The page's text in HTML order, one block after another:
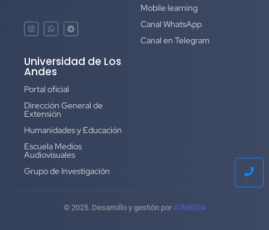
Mobile learning
Canal WhatsApp
Canal en Telegram
Universidad de Los
Andes
Portal oficial
Dirección General de
Extensión
Humanidades y Educación
Escuela Medios
Audiovisuales
Grupo de Investigación
© 2025. Desarrollo y gestión por A7MEDIA